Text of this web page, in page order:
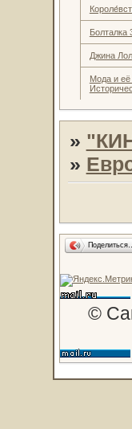
Болталка
Джина
Мода и её
»
»
Поделиться…
©